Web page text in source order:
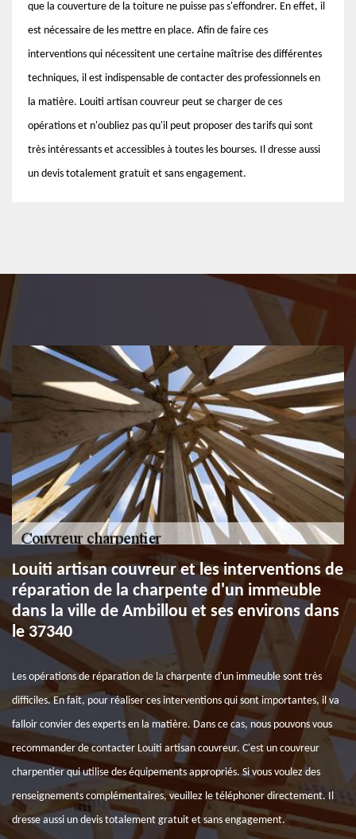
que la couverture de la toiture ne puisse pas s'effondrer. En effet, il
est nécessaire de les mettre en place. Afin de faire ces
interventions qui nécessitent une certaine maîtrise des différentes
techniques, il est indispensable de contacter des professionnels en
la matière. Louiti artisan couvreur peut se charger de ces
opérations et n'oubliez pas qu'il peut proposer des tarifs qui sont
très intéressants et accessibles à toutes les bourses. Il dresse aussi
un devis totalement gratuit et sans engagement.
Louiti artisan couvreur et les interventions de
réparation de la charpente d'un immeuble
dans la ville de Ambillou et ses environs dans
le 37340
Les opérations de réparation de la charpente d'un immeuble sont très
difficiles. En fait, pour réaliser ces interventions qui sont importantes, il va
falloir convier des experts en la matière. Dans ce cas, nous pouvons vous
recommander de contacter Louiti artisan couvreur. C'est un couvreur
charpentier qui utilise des équipements appropriés. Si vous voulez des
renseignements complémentaires, veuillez le téléphoner directement. Il
dresse aussi un devis totalement gratuit et sans engagement.